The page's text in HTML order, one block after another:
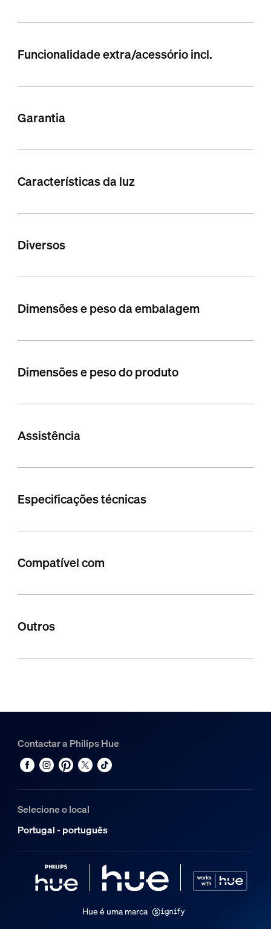
Funcionalidade extra/acessório incl.
Garantia
Características da luz
Diversos
Dimensões e peso da embalagem
Dimensões e peso do produto
Assistência
Especificações técnicas
Compatível com
Outros
Contactar a Philips Hue
Selecione o local
Portugal - português
Hue é uma marca